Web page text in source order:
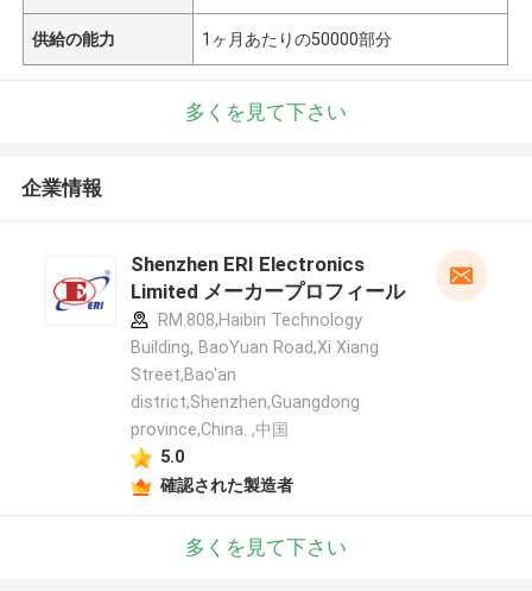
供給の能力 1ヶ月あたりの50000部分
多くを見て下さい
企業情報
Shenzhen ERI Electronics
Limited メーカープロフィール
RM.808,Haibin Technology
Building, BaoYuan Road,Xi Xiang
Street,Bao'an
district,Shenzhen,Guangdong
province,China. ,中国
5.0
確認された製造者
多くを見て下さい